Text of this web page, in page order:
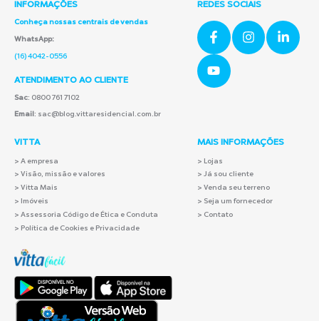
INFORMAÇÕES
Conheça nossas centrais de vendas
WhatsApp:
(16) 4042-0556
ATENDIMENTO AO CLIENTE
Sac: 0800 761 7102
Email : sac@blog.vittaresidencial.com.br
VITTA
> A empresa
> Visão, missão e valores
> Vitta Mais
> Imóveis
> Assessoria Código de Ética e Conduta
> Política de Cookies e Privacidade
MAIS INFORMAÇÕES
> Lojas
> Já sou cliente
> Venda seu terreno
> Seja um fornecedor
> Contato
REDES SOCIAIS